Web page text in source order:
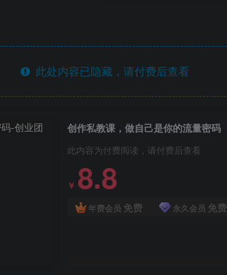
此处内容已隐藏，请付费后查看
创作私教课，做自己是你的流量密码
此内容为付费阅读，请付费后查看
￥ 8.8
年费会员 免费 永久会员 免费